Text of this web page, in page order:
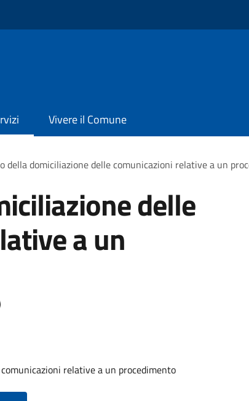
Vivere il Comune
della domiciliazione delle comunicazioni relative a un
delle
a un
relative a un procedimento